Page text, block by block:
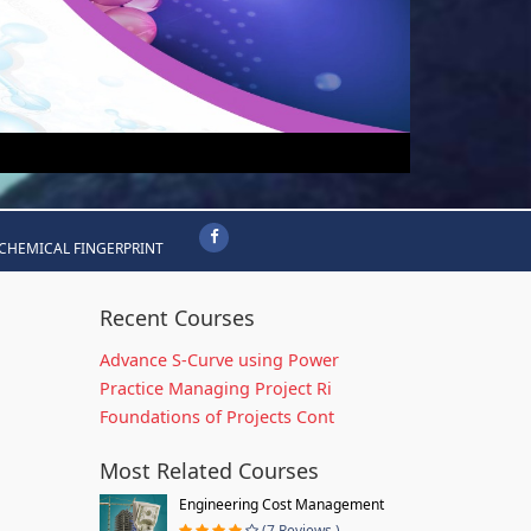
FINGERPRINT
Recent Courses
Advance S-Curve using Power
Practice Managing Project Ri
Foundations of Projects Cont
Most Related Courses
Engineering Cost Management